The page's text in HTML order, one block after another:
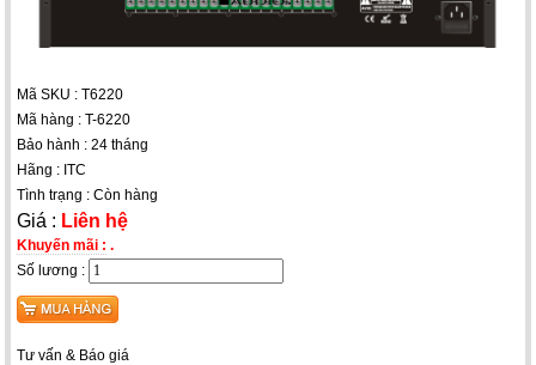
Mã SKU : T6220
Mã hàng : T-6220
Bảo hành : 24 tháng
Hãng : ITC
Tình trạng : Còn hàng
Giá : Liên hệ
Khuyến mãi : .
Số lương :
Tư vấn & Báo giá